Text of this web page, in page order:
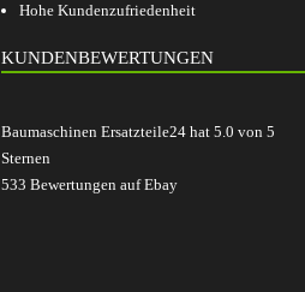
Hohe Kundenzufriedenheit
KUNDENBEWERTUNGEN
Baumaschinen Ersatzteile24 hat 5.0 von 5
Sternen
533 Bewertungen auf Ebay